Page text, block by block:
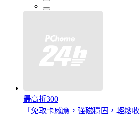
最高折300
「免取卡感應，強磁穩固，輕鬆收